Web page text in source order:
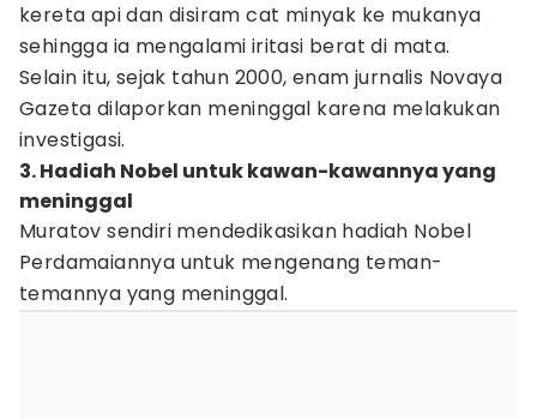
kereta api dan disiram cat minyak ke mukanya
sehingga ia mengalami iritasi berat di mata.
Selain itu, sejak tahun 2000, enam jurnalis Novaya
Gazeta dilaporkan meninggal karena melakukan
investigasi.
3. Hadiah Nobel untuk kawan-kawannya yang
meninggal
Muratov sendiri mendedikasikan hadiah Nobel
Perdamaiannya untuk mengenang teman-
temannya yang meninggal.